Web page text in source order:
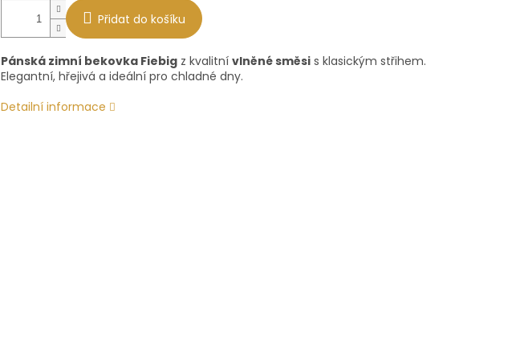
Přidat do košíku
Pánská zimní bekovka Fiebig z kvalitní vlněné směsi s klasickým střihem.
Elegantní, hřejivá a ideální pro chladné dny.
Detailní informace